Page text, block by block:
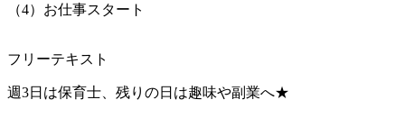
（4）お仕事スタート
フリーテキスト
週3日は保育士、残りの日は趣味や副業へ★